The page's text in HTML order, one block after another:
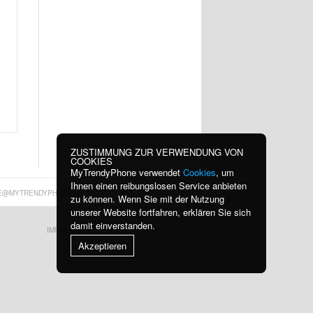
IMPRESSUM BLOG
ZUSTIMMUNG ZUR VERWENDUNG VON
COOKIES
MyTrendyPhone verwendet Cookies, um
Ihnen einen reibungslosen Service anbieten
zu können. Wenn Sie mit der Nutzung
unserer Website fortfahren, erklären Sie sich
damit einverstanden.
Akzeptieren